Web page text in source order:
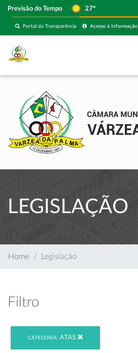
Previsão do Tempo 27º
Acesso à Informação
Portal da Transparência
LEGISLAÇÃO
Home Legislação
Filtro
CATEGORIA: ATAS